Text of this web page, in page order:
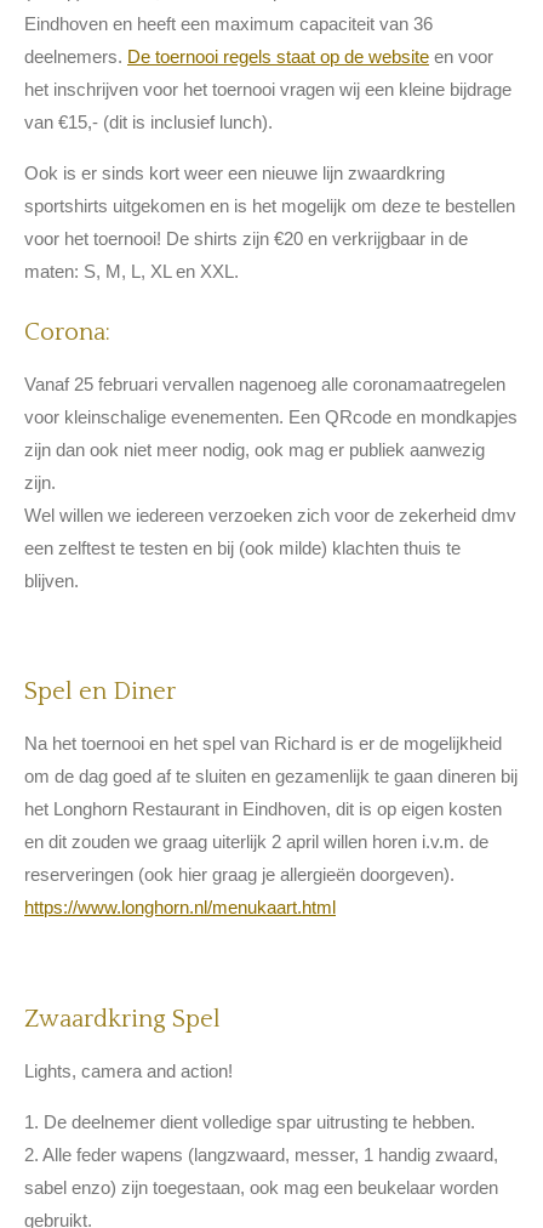
Eindhoven en heeft een maximum capaciteit van 36
deelnemers. De toernooi regels staat op de website en voor
het inschrijven voor het toernooi vragen wij een kleine bijdrage
van €15,- (dit is inclusief lunch).
Ook is er sinds kort weer een nieuwe lijn zwaardkring
sportshirts uitgekomen en is het mogelijk om deze te bestellen
voor het toernooi! De shirts zijn €20 en verkrijgbaar in de
maten: S, M, L, XL en XXL.
Corona:
Vanaf 25 februari vervallen nagenoeg alle coronamaatregelen
voor kleinschalige evenementen. Een QRcode en mondkapjes
zijn dan ook niet meer nodig, ook mag er publiek aanwezig
zijn.
Wel willen we iedereen verzoeken zich voor de zekerheid dmv
een zelftest te testen en bij (ook milde) klachten thuis te
blijven.
Spel en Diner
Na het toernooi en het spel van Richard is er de mogelijkheid
om de dag goed af te sluiten en gezamenlijk te gaan dineren bij
het Longhorn Restaurant in Eindhoven, dit is op eigen kosten
en dit zouden we graag uiterlijk 2 april willen horen i.v.m. de
reserveringen (ook hier graag je allergieën doorgeven).
https://www.longhorn.nl/menukaart.html
Zwaardkring Spel
Lights, camera and action!
1. De deelnemer dient volledige spar uitrusting te hebben.
2. Alle feder wapens (langzwaard, messer, 1 handig zwaard,
sabel enzo) zijn toegestaan, ook mag een beukelaar worden
gebruikt.